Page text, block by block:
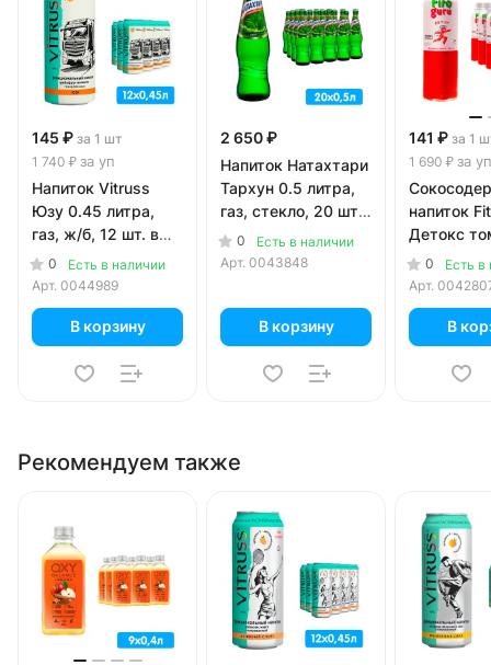
145 ₽ за 1 шт
1 740 ₽ за уп
Напиток Vitruss
Юзу 0.45 литра,
газ, ж/б, 12 шт. в
уп.0
Есть в наличии
Арт. 0044989
В корзину
2 650 ₽
Напиток Натахтари
Тархун 0.5 литра,
газ, стекло, 20 шт.
в уп.
0
Есть в наличии
Арт. 0043848
В корзину
141 ₽ за 1
1 690 ₽ за уп
напиток
Детокс
базилик
стекло,
0
Есть в
Арт.
В
Рекомендуем также